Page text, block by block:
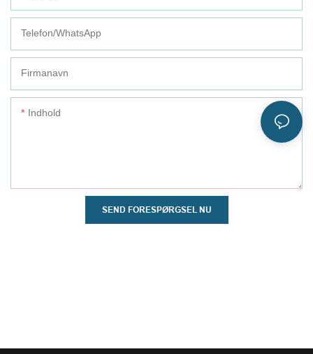
Telefon/whatsApp
Firmanavn
Indhold
SEND FORESPØRGSEL NU